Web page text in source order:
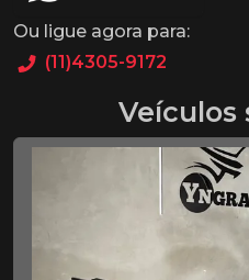
Ou ligue agora para:
(11)4305-9172
Veículos